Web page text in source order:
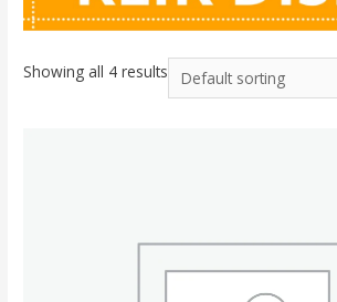
Showing all 4 results